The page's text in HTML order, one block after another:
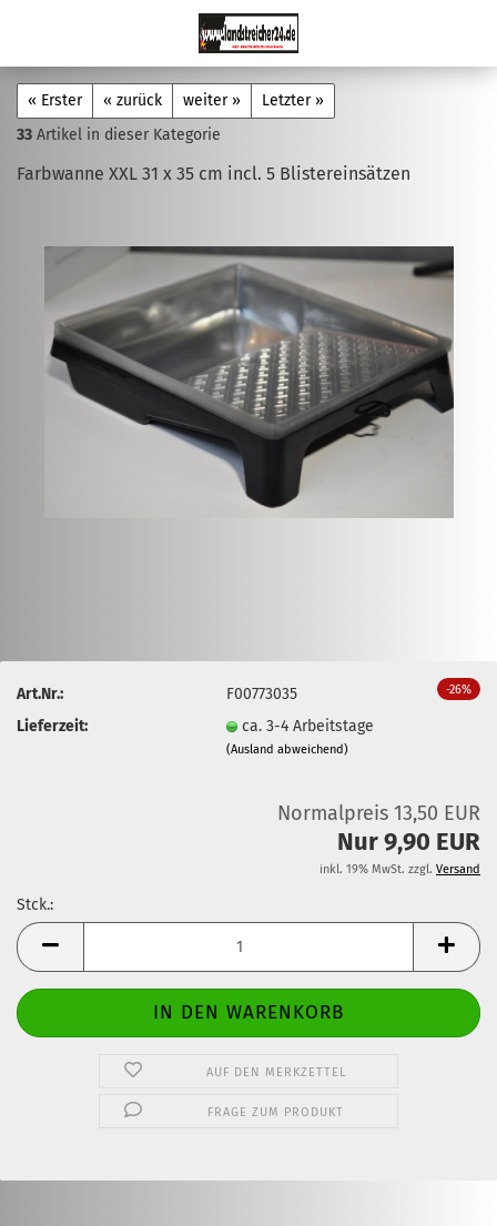
« Erster « zurück weiter »
Letzter »
33 Artikel in dieser Kategorie
Farbwanne XXL 31 x 35 cm incl. 5 Blistereinsätzen
-26%
Art.Nr.:
F00773035
Lieferzeit:
ca. 3-4 Arbeitstage
(Ausland abweichend)
Normalpreis 13,50 EUR
Nur 9,90 EUR
inkl. 19% MwSt. zzgl. Versand
Stck.:
Stck.
AUF DEN MERKZETTEL
FRAGE ZUM PRODUKT